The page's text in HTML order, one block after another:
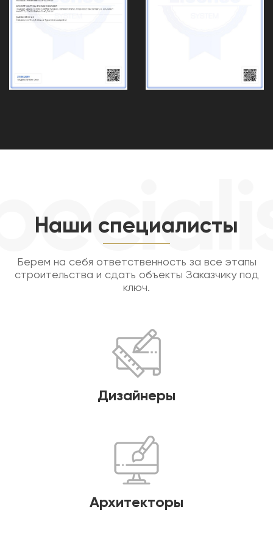
Наши специалисты
Берем на себя ответственность за все этапы
строительства и сдать объекты Заказчику под
ключ.
Дизайнеры
Архитекторы